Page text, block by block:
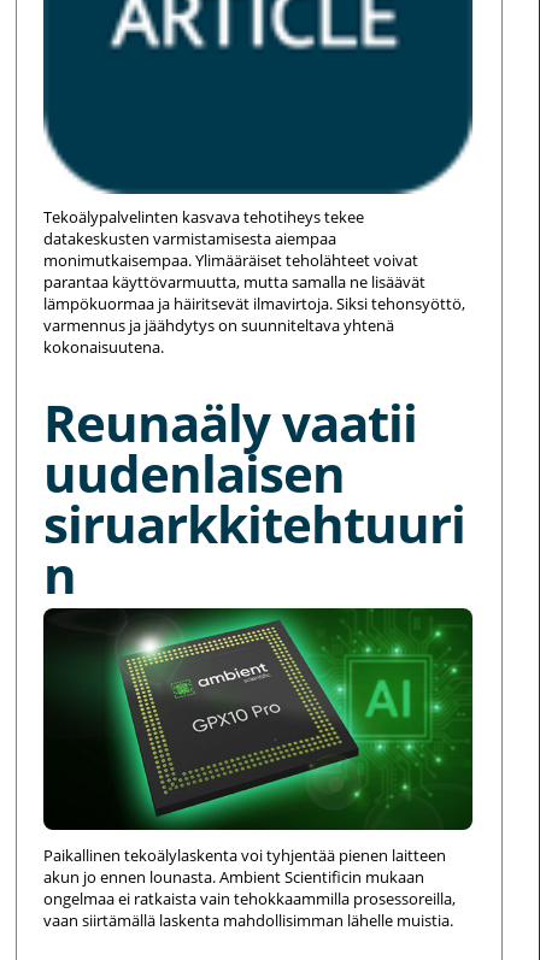
Tekoälypalvelinten kasvava tehotiheys tekee
datakeskusten varmistamisesta aiempaa
monimutkaisempaa. Ylimääräiset teholähteet voivat
parantaa käyttövarmuutta, mutta samalla ne lisäävät
lämpökuormaa ja häiritsevät ilmavirtoja. Siksi tehonsyöttö,
varmennus ja jäähdytys on suunniteltava yhtenä
kokonaisuutena.
Reunaäly vaatii
uudenlaisen
siruarkkitehtuuri
n
Paikallinen tekoälylaskenta voi tyhjentää pienen laitteen
akun jo ennen lounasta. Ambient Scientificin mukaan
ongelmaa ei ratkaista vain tehokkaammilla prosessoreilla,
vaan siirtämällä laskenta mahdollisimman lähelle muistia.